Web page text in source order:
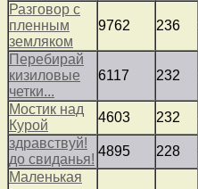
Разговор с
пленным
земляком
9762 236
Перебирай
кизиловые
четки...
6117 232
Мостик над
Курой
4603 232
здравствуй!
до свиданья!
4895 228
Маленькая